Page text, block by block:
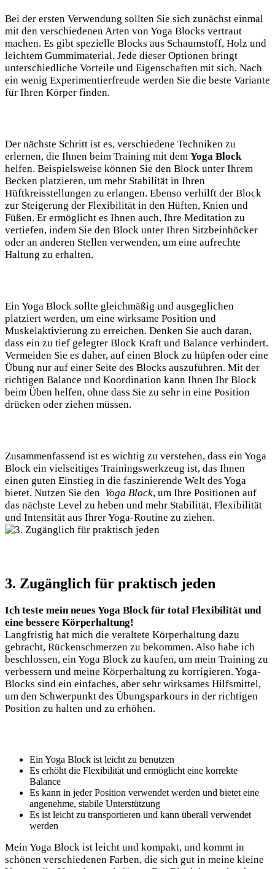
Bei der ersten Verwendung sollten ​Sie sich zunächst einmal
mit den verschiedenen Arten von Yoga Blocks vertraut
⁤machen. Es gibt spezielle Blocks aus ​Schaumstoff, Holz und
leichtem Gummimaterial. Jede dieser Optionen bringt⁣
unterschiedliche Vorteile und Eigenschaften mit sich. Nach⁢
ein wenig Experimentierfreude werden Sie die beste Variante
für Ihren Körper finden.
Der nächste Schritt ist es, ‌verschiedene ‍Techniken zu
erlernen, die Ihnen beim Training mit dem Yoga Block
helfen. Beispielsweise können Sie den Block​ unter⁢ Ihrem
Becken platzieren, um ‍mehr ⁢Stabilität​ in Ihren
⁤Hüftkreisstellungen‍ zu erlangen. Ebenso verhilft der Block
zur Steigerung der Flexibilität in den⁤ Hüften, Knien und
Füßen. Er ermöglicht es Ihnen auch, Ihre Meditation zu
vertiefen, ⁤indem Sie⁤ den Block unter Ihren Sitzbeinhöcker
oder an anderen Stellen⁢ verwenden, um eine aufrechte
Haltung zu erhalten.⁢
Ein Yoga Block sollte gleichmäßig und ausgeglichen
platziert werden, um eine ‍wirksame Position und
Muskelaktivierung zu erreichen. Denken Sie ⁤auch daran,
‌dass ein zu tief gelegter Block Kraft und Balance verhindert.
Vermeiden Sie es daher, auf ⁣einen Block zu ⁣hüpfen ‍oder eine
Übung nur auf ⁤einer Seite des Blocks auszuführen. Mit der
richtigen ​Balance‍ und Koordination⁢ kann Ihnen Ihr Block
beim Üben helfen, ohne ⁤dass Sie zu sehr in eine ‌Position
drücken oder‌ ziehen müssen.
Zusammenfassend ⁢ist es wichtig zu verstehen, dass ein ‌Yoga
Block ein vielseitiges Trainingswerkzeug ‌ist, das Ihnen
einen guten ⁤Einstieg in die ‍faszinierende Welt des Yoga
bietet. Nutzen Sie den ⁤ Yoga Block, um Ihre Positionen auf
das⁢ nächste Level zu heben und mehr Stabilität, Flexibilität
und Intensität aus Ihrer Yoga-Routine zu ziehen.
3. Zugänglich für praktisch jeden
Ich teste mein neues Yoga Block für total Flexibilität und
eine bessere⁤ Körperhaltung!
Langfristig hat mich die ⁢veraltete Körperhaltung dazu
gebracht, Rückenschmerzen zu bekommen. Also habe ich
beschlossen, ein Yoga Block zu kaufen, um mein Training zu
verbessern und meine Körperhaltung⁤ zu korrigieren. Yoga-
Blocks sind ein einfaches, aber sehr wirksames Hilfsmittel,
um den Schwerpunkt des Übungsparkours in der richtigen
Position zu halten und zu erhöhen.
Ein Yoga Block ist leicht ⁢zu ⁤benutzen
Es erhöht die Flexibilität und ermöglicht eine korrekte
⁣Balance
Es ‌kann‌ in jeder Position verwendet ​werden und bietet eine
angenehme, stabile Unterstützung
Es ist leicht zu transportieren und kann überall verwendet
werden
Mein Yoga Block ist leicht und kompakt, und kommt in ​
schönen ‍verschiedenen ⁢Farben, die sich gut in meine kleine